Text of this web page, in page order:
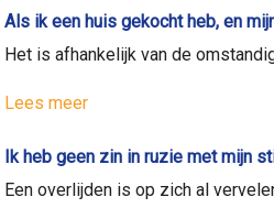
Als ik een huis gekocht heb, en
Het is afhankelijk van de
Lees meer
Ik heb geen zin in ruzie met mijn
Een overlijden is op zich al